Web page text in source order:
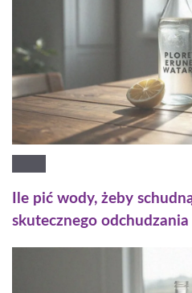
Ile pić wody, żeby
skutecznego odchudzania